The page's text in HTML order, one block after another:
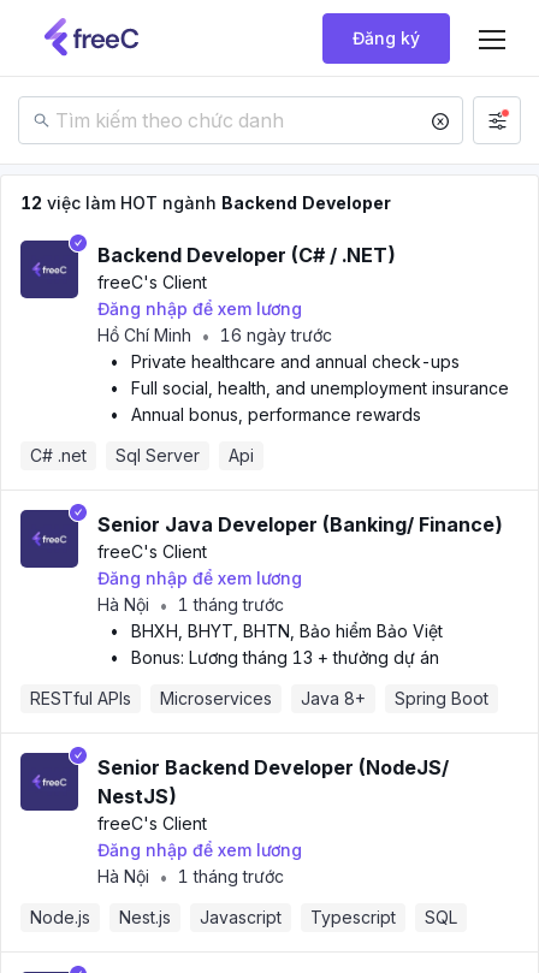
Đăng ký
12 việc làm HOT ngành Backend Developer
Backend Developer (C# / .NET)
freeC's Client
Đăng nhập để xem lương
Hồ Chí Minh
•
16 ngày trước
•
Private healthcare and annual check-ups
•
Full social, health, and unemployment insurance
•
Annual bonus, performance rewards
C# .net
Sql Server Api
Senior Java Developer (Banking/ Finance)
freeC's Client
Đăng nhập để xem lương
Hà Nội
•
1 tháng trước
•
BHXH, BHYT, BHTN, Bảo hiểm Bảo Việt
•
Bonus: Lương tháng 13 + thưởng dự án
RESTful APIs
Microservices Java 8+ Spring Boot
Senior Backend Developer (NodeJS/
NestJS)
freeC's Client
Đăng nhập để xem lương
Hà Nội
•
1 tháng trước
Node.js
Nest.js Javascript Typescript SQL